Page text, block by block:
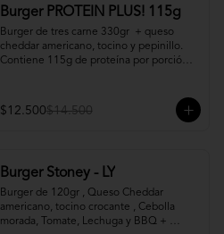
Burger PROTEIN PLUS! 115g
Burger de tres carne 330gr  + queso
cheddar americano, tocino y pepinillo.
Contiene 115g de proteína por porción.
$12.500$14.500
Burger Stoney - LY
Burger de 120gr , Queso Cheddar
americano, tocino crocante , Cebolla
morada, Tomate, Lechuga y BBQ +